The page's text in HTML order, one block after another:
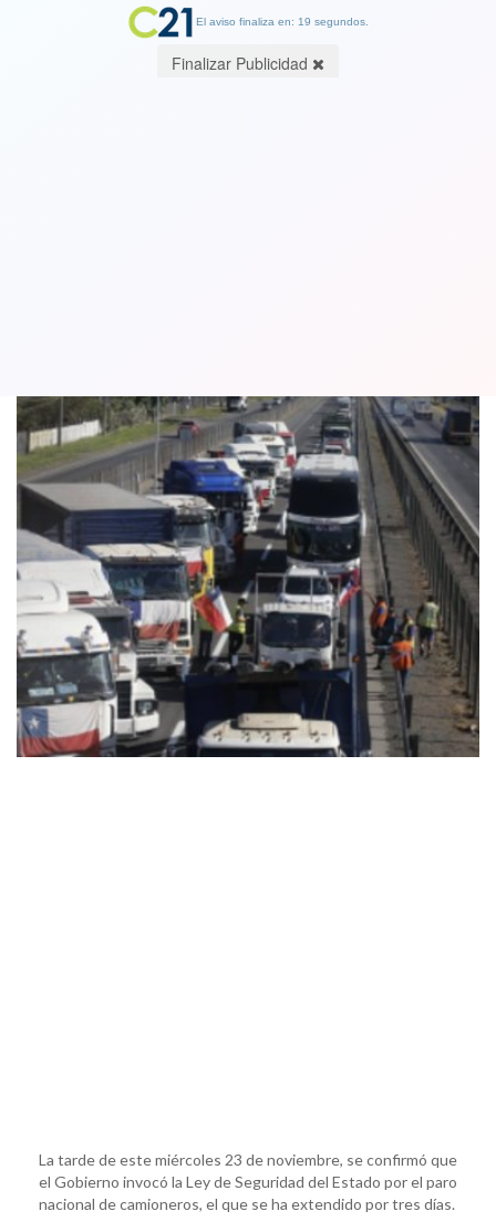
La tarde de este miércoles 23 de noviembre, se confirmó que
el Gobierno invocó la Ley de Seguridad del Estado por el paro
nacional de camioneros, el que se ha extendido por tres días.
El aviso finaliza en: 19 segundos.
Finalizar Publicidad